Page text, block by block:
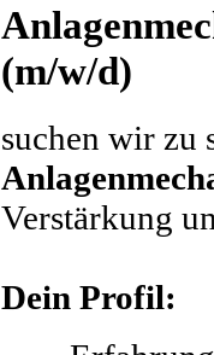
(m/w/d)
suchen wir zu
Verstärkung
Dein Profil: